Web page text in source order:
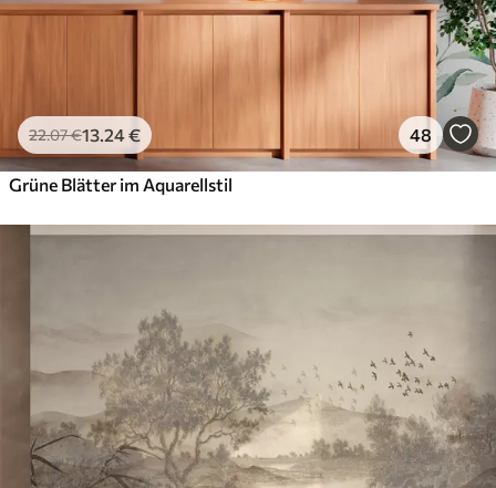
22.07€13 .24€ 48
Grüne Blätter im Aquarellstil